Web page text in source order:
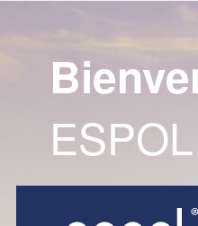
ESPOL